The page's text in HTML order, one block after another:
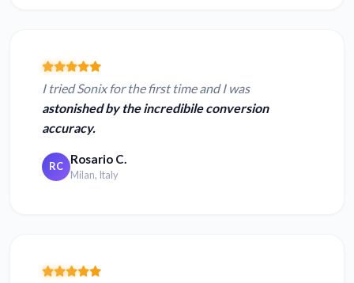
I tried Sonix for the first time and I was
astonished by the incredibile conversion
accuracy.
RC Rosario C.
Milan, Italy